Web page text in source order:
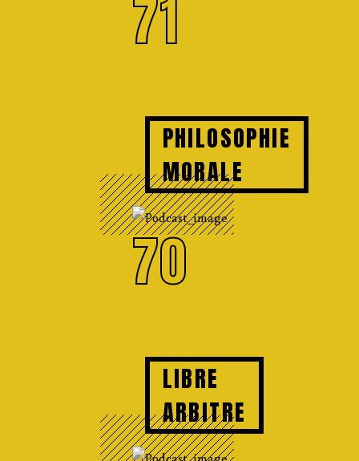
71
70
PHILOSOPHIE
MORALE
LIBRE
ARBITRE